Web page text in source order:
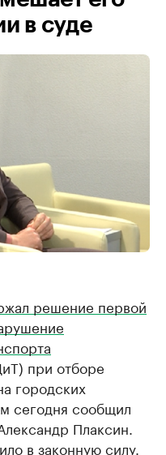
в суде
решение первой
при отборе
городских
сегодня сообщил
Плаксин.
в законную силу.